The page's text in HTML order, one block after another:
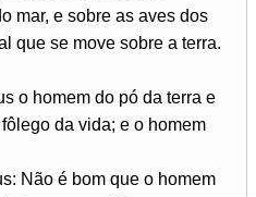
mar, e sobre as aves dos
que se move sobre a terra.
o homem do pó da terra e
da vida; e o homem
Não é bom que o homem